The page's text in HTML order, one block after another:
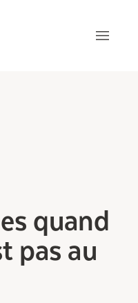
la
quand
pas au